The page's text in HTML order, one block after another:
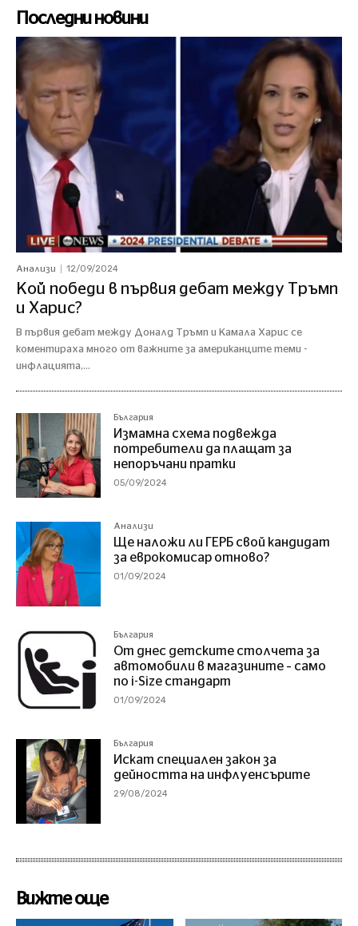
Последни новини
Анализи 12/09/2024
Кой победи в първия дебат между Тръмп
и Харис?
В първия дебат между Доналд Тръмп и Камала Харис се
коментираха много от важните за американците теми -
инфлацията,...
България
Измамна схема подвежда
потребители да плащат за
непоръчани пратки
05/09/2024
Анализи
Ще наложи ли ГЕРБ свой кандидат
за еврокомисар отново?
01/09/2024
България
От днес детските столчета за
автомобили в магазините – само
по i-Size стандарт
01/09/2024
България
Искат специален закон за
дейността на инфлуенсърите
29/08/2024
Вижте още